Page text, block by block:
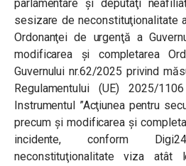
parlamentare şi deputaţi
sesizare de neconstituţionalitate
Ordonanţei de urgenţă a
modificarea şi completarea
Guvernului nr.62/2025 privind
Regulamentului (UE) 2025/
Instrumentul ”Acţiunea pentru
precum şi modificarea şi
incidente, conform
neconstituţionalitate viza